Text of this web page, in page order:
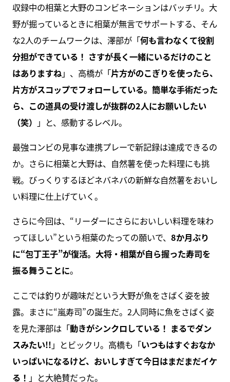
収録中の相葉と大野のコンビネーションはバッチリ。大
野が掘っているときに相葉が無言でサポートする、そん
な2人のチームワークは、澤部が「何も言わなくて役割
分担ができている！ さすが長く一緒にいるだけのこと
はありますね」、高橋が「片方がのこぎりを使ったら、
片方がスコップでフォローしている。簡単な手術だった
ら、この道具の受け渡しが抜群の2人にお願いしたい
（笑） 」と、感動するレベル。
最強コンビの見事な連携プレーで新記録は達成できるの
か。さらに相葉と大野は、自然薯を使った料理にも挑
戦。びっくりするほどネバネバの新鮮な自然薯をおいし
い料理に仕上げていく。
さらに今回は、“リーダーにさらにおいしい料理を味わ
ってほしい”という相葉のたっての願いで、 8か月ぶり
に“包丁王子”が復活。大将・相葉が自ら握った寿司を
振る舞うことに。
ここでは釣りが趣味だという大野が魚をさばく姿を披
露。まさに“嵐寿司”の誕生だ。2人同時に魚をさばく姿
を見た澤部は「動きがシンクロしている！ まるでダン
スみたい!! 」とビックリ。高橋も「いつもはすぐおなか
いっぱいになるけど、おいしすぎて今日はまだまだイケ
る！ 」と大絶賛だった。